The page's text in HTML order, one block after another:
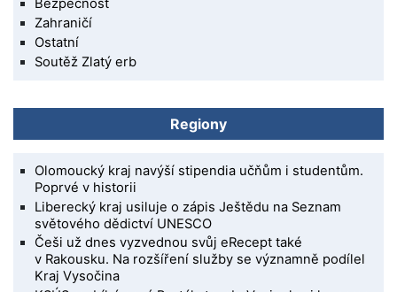
Bezpečnost
Zahraničí
Ostatní
Soutěž Zlatý erb
Regiony
Olomoucký kraj navýší stipendia učňům i studentům.
Poprvé v historii
Liberecký kraj usiluje o zápis Ještědu na Seznam
světového dědictví UNESCO
Češi už dnes vyzvednou svůj eRecept také
v Rakousku. Na rozšíření služby se významně podílel
Kraj Vysočina